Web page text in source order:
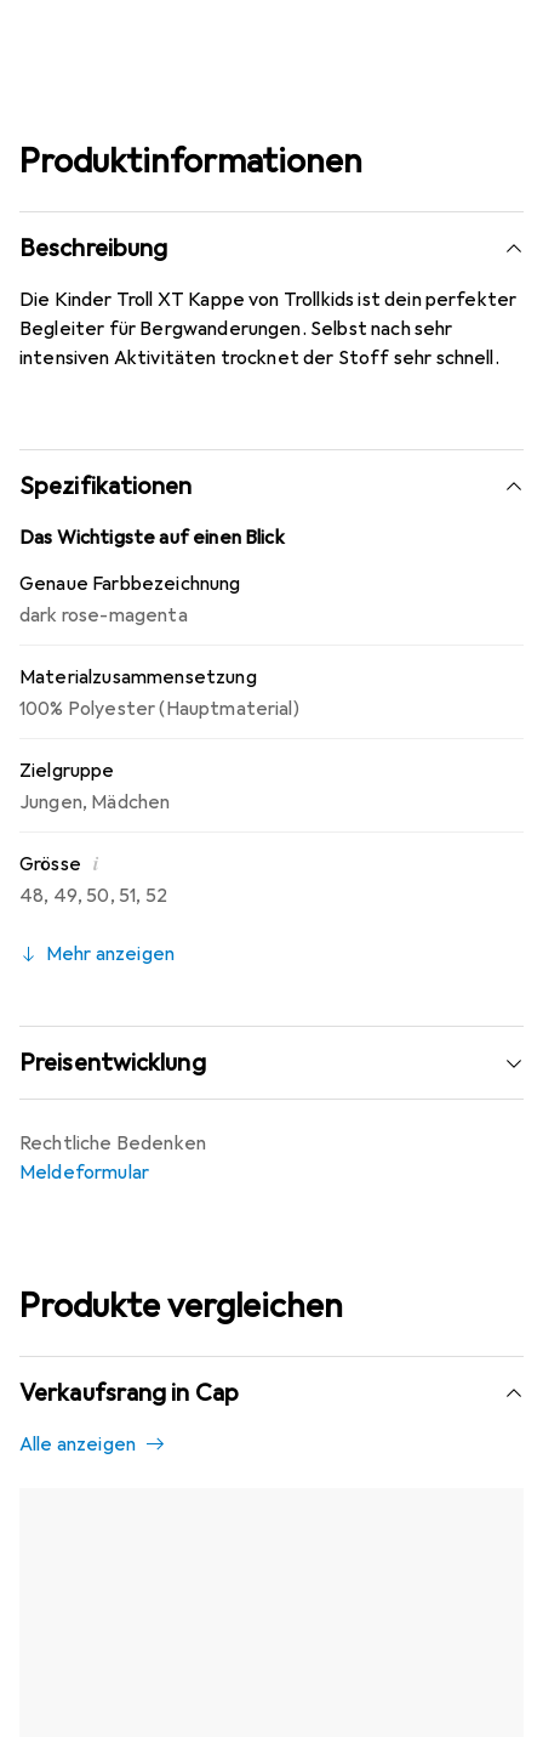
Produktinformationen
Beschreibung
Die Kinder Troll XT Kappe von Trollkids ist dein perfekter
Begleiter für Bergwanderungen. Selbst nach sehr
intensiven Aktivitäten trocknet der Stoff sehr schnell.
Spezifikationen
Das Wichtigste auf einen Blick
Genaue Farbbezeichnung
dark rose-magenta
Materialzusammensetzung
100% Polyester (Hauptmaterial)
Zielgruppe
Jungen, Mädchen
Grösse i
48, 49, 50, 51, 52
Mehr anzeigen
Preisentwicklung
Rechtliche Bedenken
Meldeformular
Produkte vergleichen
Verkaufsrang in Cap
Alle anzeigen